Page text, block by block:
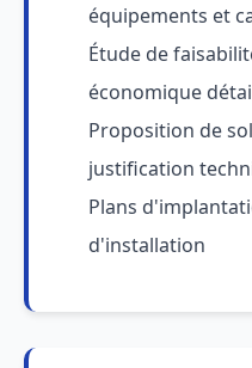
équipements et
Étude de
économique
Proposition de
justification
Plans
d'installation